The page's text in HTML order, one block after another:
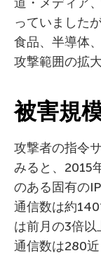
っていました
食品、半導体
攻撃範囲の拡
被害規
攻撃者の指令
みると、2015
のある固有の
通信数は約
は前月の3倍
通信数は280近